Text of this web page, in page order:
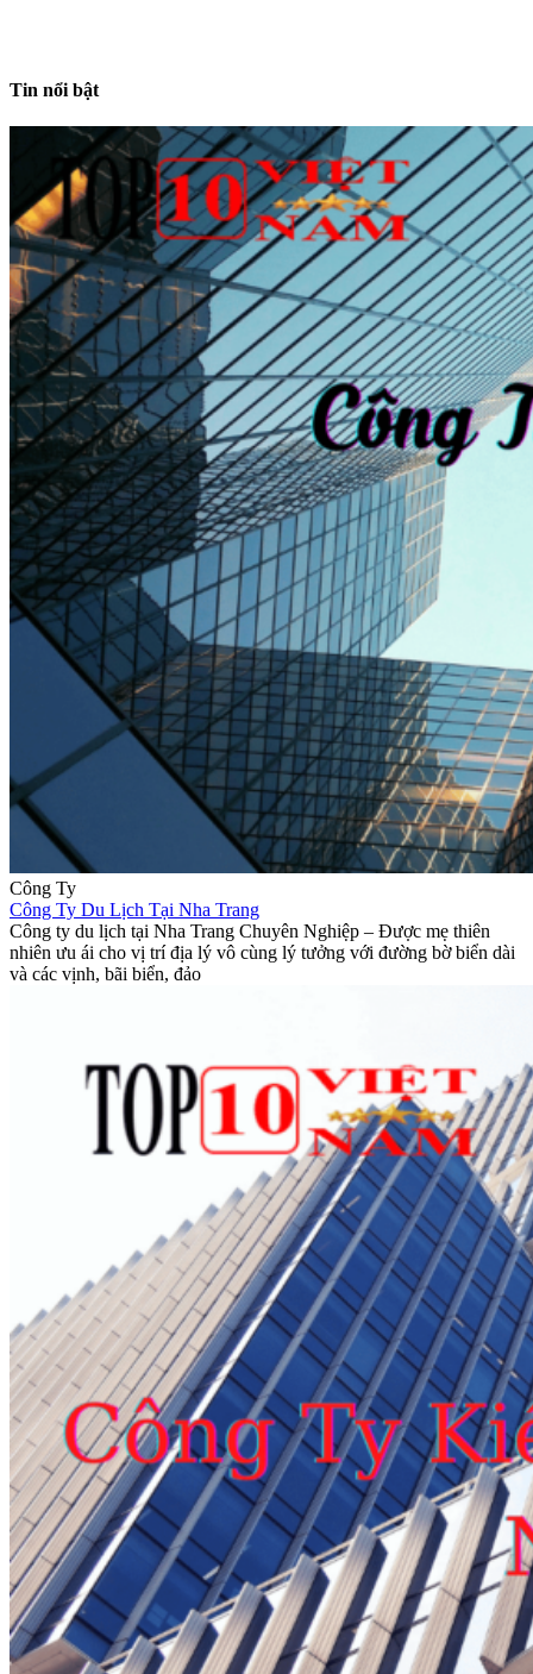
Tin nổi bật
Công Ty
Công Ty Du Lịch Tại Nha Trang
Công ty du lịch tại Nha Trang Chuyên Nghiệp – Được mẹ thiên
nhiên ưu ái cho vị trí địa lý vô cùng lý tưởng với đường bờ biển dài
và các vịnh, bãi biển, đảo